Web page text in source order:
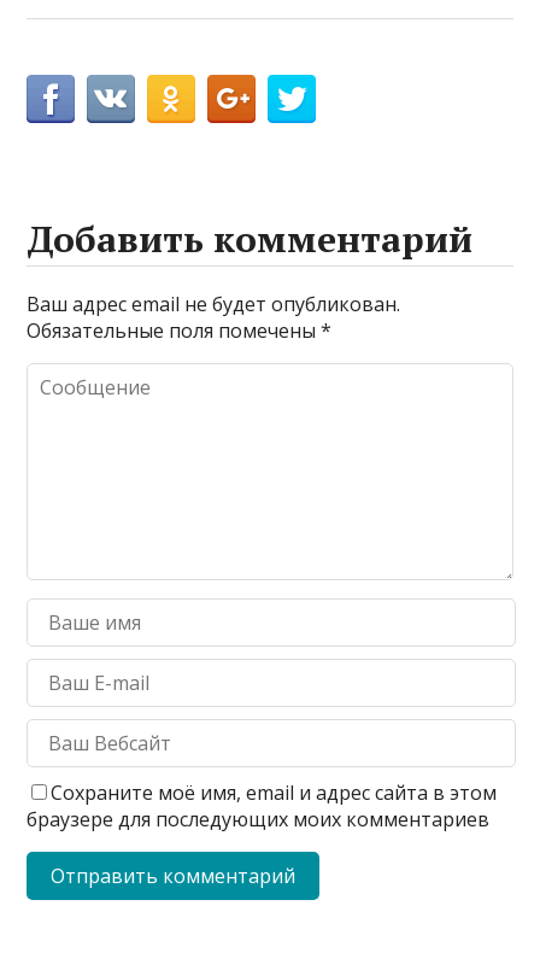
Добавить комментарий
Ваш адрес email не будет опубликован.
Обязательные поля помечены*
Сохраните моё имя, email и адрес сайта в этом
браузере для последующих моих комментариев